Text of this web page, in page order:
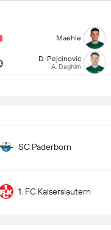
Maehle
D. Pejcinovic
A. Daghim
SC Paderborn
1. FC Kaiserslautern